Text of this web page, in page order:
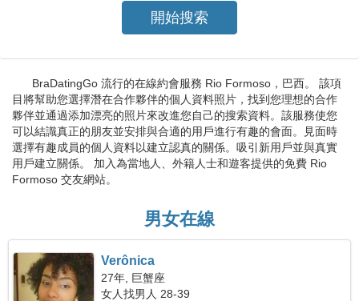
BraDatingGo 流行的在線約會服務 Rio Formoso，巴西。 該項
目將幫助您選擇潛在合作夥伴的個人資料照片，找到您理想的合作
夥伴並通過添加漂亮的照片來改進您自己的搜索資料。該服務使您
可以結識真正的朋友並安排與合適的用戶進行有趣的會面。見面時
選擇有趣成員的個人資料以建立認真的關係。吸引新用戶並與真實
用戶建立關係。 加入為當地人、外籍人士和遊客提供的免費 Rio
Formoso 交友網站。
男女在線
Verônica
27年, 巨蟹座
女人找男人 28-39